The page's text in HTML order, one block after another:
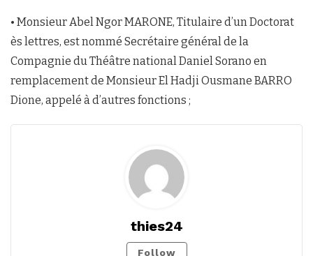
• Monsieur Abel Ngor MARONE, Titulaire d’un Doctorat
ès lettres, est nommé Secrétaire général de la
Compagnie du Théâtre national Daniel Sorano en
remplacement de Monsieur El Hadji Ousmane BARRO
Dione, appelé à d’autres fonctions ;
thies24
Follow